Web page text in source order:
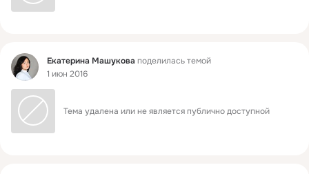
Фид Екатерина Машукова поделилась темой
1 июн 2016
Тема удалена или не является публично доступной